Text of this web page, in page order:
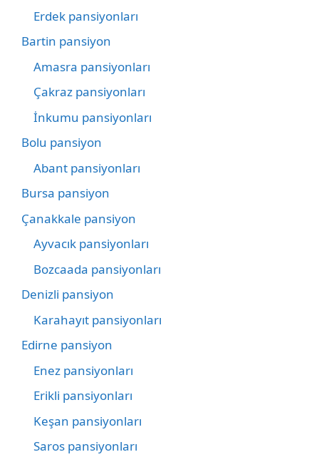
Erdek pansiyonları
Bartin pansiyon
Amasra pansiyonları
Çakraz pansiyonları
İnkumu pansiyonları
Bolu pansiyon
Abant pansiyonları
Bursa pansiyon
Çanakkale pansiyon
Ayvacık pansiyonları
Bozcaada pansiyonları
Denizli pansiyon
Karahayıt pansiyonları
Edirne pansiyon
Enez pansiyonları
Erikli pansiyonları
Keşan pansiyonları
Saros pansiyonları